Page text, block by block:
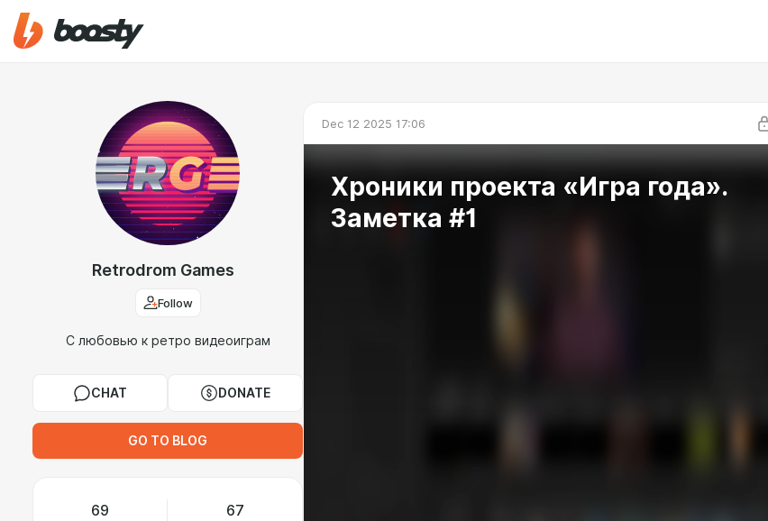
Retrodrom Games
Follow
С любовью к ретро видеоиграм
CHAT DONATE
GO TO BLOG
69 67
Dec 12 2025 17:06
Хроники проекта «Игра года».
Заметка #1